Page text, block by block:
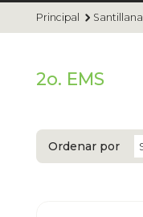
Principal Santillana
2o. EMS
Ordenar por